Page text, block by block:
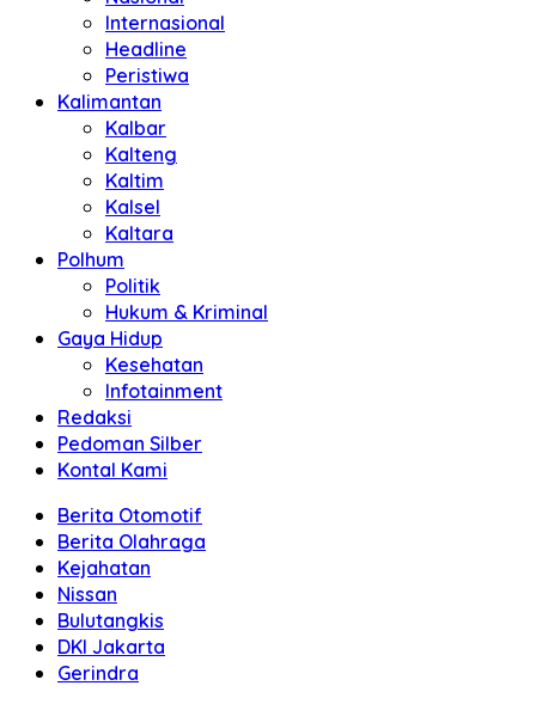
Internasional
Headline
Peristiwa
Kalimantan
Kalbar
Kalteng
Kaltim
Kalsel
Kaltara
Polhum
Politik
Hukum & Kriminal
Gaya Hidup
Kesehatan
Infotainment
Redaksi
Pedoman Silber
Kontal Kami
Berita Otomotif
Berita Olahraga
Kejahatan
Nissan
Bulutangkis
DKI Jakarta
Gerindra